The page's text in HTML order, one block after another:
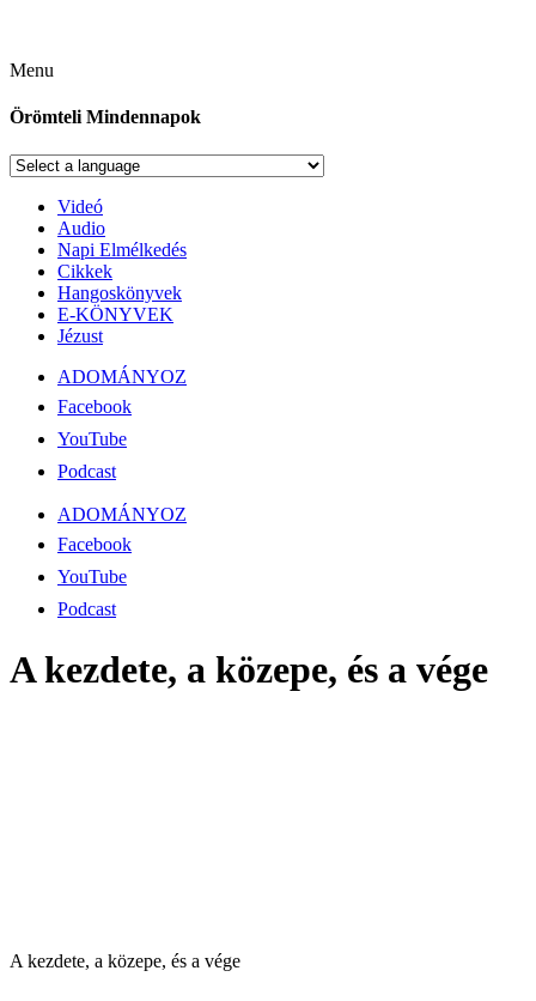
Menu
Örömteli Mindennapok
Videó
Audio
Napi Elmélkedés
Cikkek
Hangoskönyvek
E-KÖNYVEK
Jézust
ADOMÁNYOZ
Facebook
YouTube
Podcast
ADOMÁNYOZ
Facebook
YouTube
Podcast
A kezdete, a közepe, és a vége
A kezdete, a közepe, és a vége